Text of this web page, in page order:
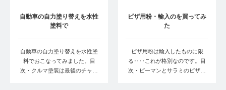
自動車の自力塗り替えを水性
塗料で
自動車の自力塗り替えを水性塗
料でおこなってみました。目
次・クルマ塗装は最後のチャ…
ピザ用粉・輸入のを買ってみ
た
ピザ用粉は輸入したものに限
る‥‥これが格別なのです。目
次・ピーマンとサラミのピザ…